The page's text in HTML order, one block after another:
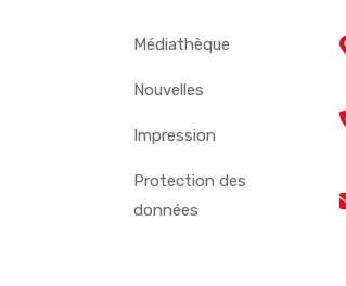
Médiathèque
Nouvelles
Impression
Protection des
données